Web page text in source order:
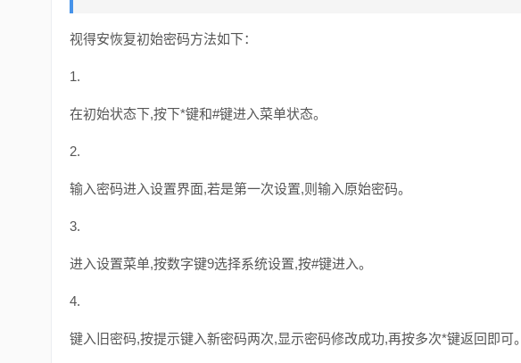
视得安恢复初始密码方法如下：
1.
在初始状态下,按下*键和#键进入菜单状态。
2.
输入密码进入设置界面,若是第一次设置,则输入原始密码。
3.
进入设置菜单,按数字键9选择系统设置,按#键进入。
4.
键入旧密码,按提示键入新密码两次,显示密码修改成功,再按多次*键返回即可。